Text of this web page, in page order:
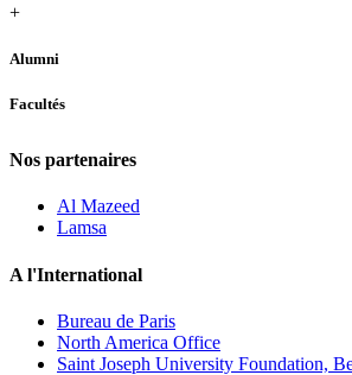
+
Alumni
Facultés
Nos partenaires
Al Mazeed
Lamsa
A l'International
Bureau de Paris
North America Office
Saint Joseph University Foundation,